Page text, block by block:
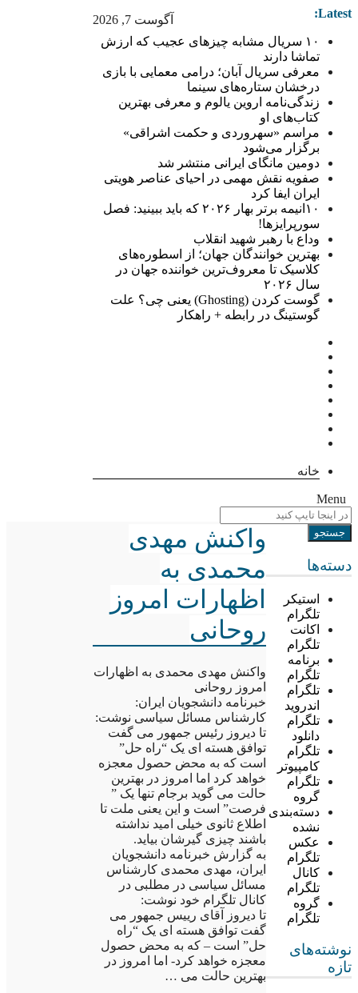
آگوست 7, 2026 Latest:
۱۰ سریال مشابه چیزهای عجیب که ارزش
تماشا دارند
معرفی سریال آبان؛ درامی معمایی با بازی
درخشان ستاره‌های سینما
زندگی‌نامه اروین یالوم و معرفی بهترین
کتاب‌های او
مراسم «سهروردی و حکمت اشراقی»
برگزار می‌شود
دومین مانگای ایرانی منتشر شد
صفویه نقش مهمی در احیای عناصر هویتی
ایران ایفا کرد
۱۰انیمه برتر بهار ۲۰۲۶ که باید ببینید: فصل
سورپرایزها!
وداع با رهبر شهید انقلاب
بهترین خوانندگان جهان؛ از اسطوره‌های
کلاسیک تا معروف‌ترین خواننده جهان در
سال ۲۰۲۶
گوست کردن (Ghosting) یعنی چی؟ علت
گوستینگ در رابطه + راهکار
خانه
Menu
دسته‌ها
استیکر
تلگرام
اکانت
تلگرام
برنامه
تلگرام
تلگرام
اندروید
تلگرام
دانلود
تلگرام
کامپیوتر
تلگرام
گروه
دسته‌بندی
نشده
عکس
تلگرام
کانال
تلگرام
گروه
تلگرام
نوشته‌های
تازه
واکنش مهدی
محمدی به
اظهارات امروز
روحانی
واکنش مهدی محمدی به اظهارات
امروز روحانی
خبرنامه دانشجویان ایران:
کارشناس مسائل سیاسی نوشت:
تا دیروز رئیس جمهور می گفت
توافق هسته ای یک “راه حل”
است که به محض حصول معجزه
خواهد کرد اما امروز در بهترین
حالت می گوید برجام تنها یک ”
فرصت” است و این یعنی ملت تا
اطلاع ثانوی خیلی امید نداشته
باشند چیزی گیرشان بیاید.
به گزارش خبرنامه دانشجویان
ایران، مهدی محمدی کارشناس
مسائل سیاسی در مطلبی در
کانال تلگرام خود نوشت:
تا دیروز آقای رییس جمهور می
گفت توافق هسته ای یک “راه
حل” است – که به محض حصول
معجزه خواهد کرد- اما امروز در
بهترین حالت می …